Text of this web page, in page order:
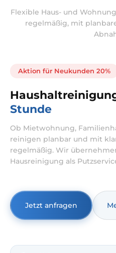
Flexible Haus- und
regelmäßig, mit
Aktion für Neukunden 20%
Stunde
Ob Mietwohnung,
reinigen planbar und mit
regelmäßig. Wir
Hausreinigung als
Jetzt anfragen